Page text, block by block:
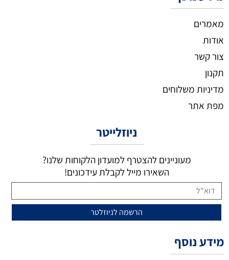
מאמרים
אודות
צור קשר
תקנון
מדיניות משלוחים
מפת אתר
ניוזלייטר
מעוניינים להצטרף למועדון הלקוחות שלנו?
השאירו מייל לקבלת עידכונים!
מידע נוסף